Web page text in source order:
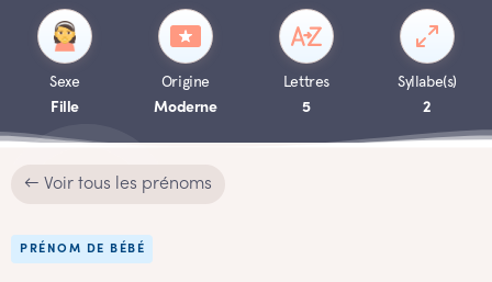
Sexe
Fille
Origine
Moderne
Lettres
5
Syllabe(s)
2
← Voir tous les prénoms
PRÉNOM DE BÉBÉ